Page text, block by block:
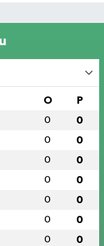
O P
0 0
0 0
0 0
0 0
0 0
0 0
0 0